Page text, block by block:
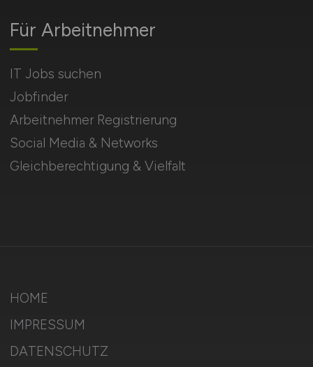
Für Arbeitnehmer
IT Jobs suchen
Jobfinder
Arbeitnehmer Registrierung
Social Media & Networks
Gleichberechtigung & Vielfalt
HOME
IMPRESSUM
DATENSCHUTZ